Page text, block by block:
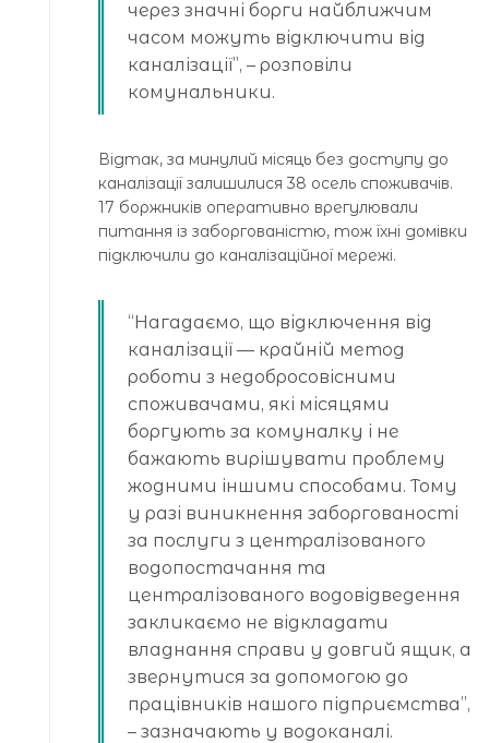
через значні борги найближчим
часом можуть відключити від
каналізації”, – розповіли
комунальники.
Відтак, за минулий місяць без доступу до
каналізації залишилися 38 осель споживачів.
17 боржників оперативно врегулювали
питання із заборгованістю, тож їхні домівки
підключили до каналізаційної мережі.
“Нагадаємо, що відключення від
каналізації — крайній метод
роботи з недобросовісними
споживачами, які місяцями
боргують за комуналку і не
бажають вирішувати проблему
жодними іншими способами. Тому
у разі виникнення заборгованості
за послуги з централізованого
водопостачання та
централізованого водовідведення
закликаємо не відкладати
владнання справи у довгий ящик, а
звернутися за допомогою до
працівників нашого підприємства”,
– зазначають у водоканалі.